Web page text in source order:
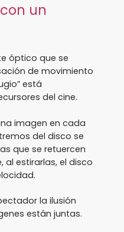
un
óptico que se
de movimiento
está
del cine.
imagen en cada
del disco se
que se retuercen
al estirarlas, el disco
la ilusión
están juntas.